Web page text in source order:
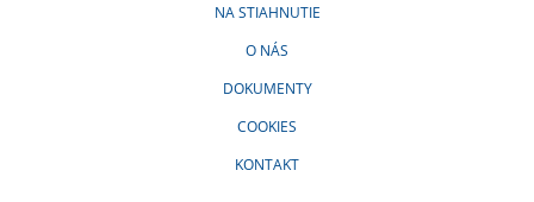
NA STIAHNUTIE
O NÁS
DOKUMENTY
COOKIES
KONTAKT